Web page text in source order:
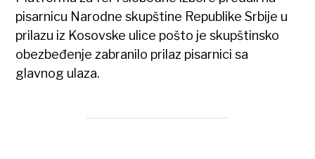
pisarnicu Narodne skupštine Republike Srbije u
prilazu iz Kosovske ulice pošto je skupštinsko
obezbeđenje zabranilo prilaz pisarnici sa
glavnog ulaza.